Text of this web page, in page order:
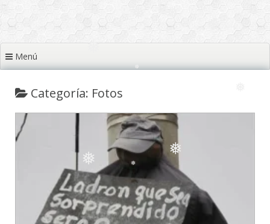
❅
❅
❅
❅
❅
❅
❅
❅
❅
❅
Menú
Categoría: Fotos